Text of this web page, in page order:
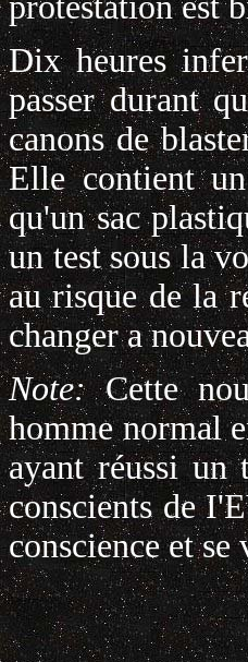
Dix heures
passer durant
canons de
Elle contient
qu'un sac
un test sous la
au risque de la
changer a
Note:Cette
homme normal
ayant réussi un
conscients de
conscience et